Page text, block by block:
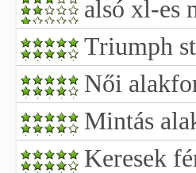
alsó xl-es
Triumph
Női
Mintás
Keresek